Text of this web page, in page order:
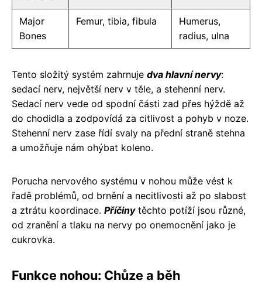
Major
Bones
Femur, tibia, fibula
Humerus,
radius, ulna
Tento složitý systém zahrnuje dva hlavní nervy:
sedací nerv, největší nerv v těle, a stehenní nerv.
Sedací nerv vede od spodní části zad přes hýždě až
do chodidla a zodpovídá za citlivost a pohyb v noze.
Stehenní nerv zase řídí svaly na přední straně stehna
a umožňuje nám ohýbat koleno.
Porucha nervového systému v nohou může vést k
řadě problémů, od brnění a necitlivosti až po slabost
a ztrátu koordinace. Příčinytěchto potíží jsou různé,
od zranění a tlaku na nervy po onemocnění jako je
cukrovka.
Funkce nohou: Chůze a běh